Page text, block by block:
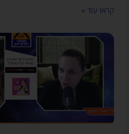
קראו עוד »